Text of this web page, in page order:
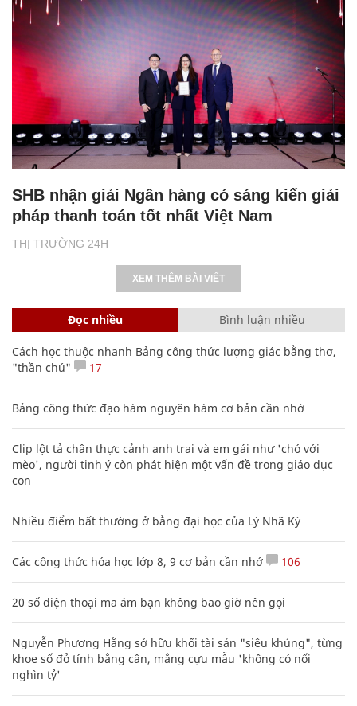
THỊ TRƯỜNG 24H
SHB nhận giải Ngân hàng có sáng kiến giải
pháp thanh toán tốt nhất Việt Nam
XEM THÊM BÀI VIẾT
Đọc nhiều Bình luận nhiều
Cách học thuộc nhanh Bảng công thức lượng giác bằng thơ,
"thần chú"
17
Bảng công thức đạo hàm nguyên hàm cơ bản cần nhớ
Clip lột tả chân thực cảnh anh trai và em gái như 'chó với
mèo', người tinh ý còn phát hiện một vấn đề trong giáo dục
con
Nhiều điểm bất thường ở bằng đại học của Lý Nhã Kỳ
Các công thức hóa học lớp 8, 9 cơ bản cần nhớ 106
20 số điện thoại ma ám bạn không bao giờ nên gọi
Nguyễn Phương Hằng sở hữu khối tài sản "siêu khủng", từng
khoe sổ đỏ tính bằng cân, mắng cựu mẫu 'không có nổi
nghìn tỷ'